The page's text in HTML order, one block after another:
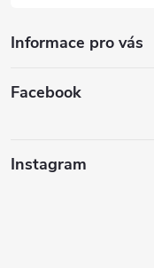
Informace pro vás
Facebook
Instagram